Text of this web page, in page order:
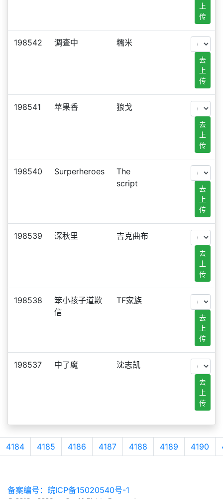
上
传
198542 调查中 糯米
去
上
传
198541 苹果香 狼戈
去
上
传
198540 Surperheroes
The
script
去
上
传
198539 深秋里 吉克曲布
去
上
传
198538
笨小孩子道歉
信
TF家族
去
上
传
198537 中了魔 沈志凯
去
上
传
4184 4185 4186 4187 4188 4189 4190
备案编号：皖ICP备15020540号-1